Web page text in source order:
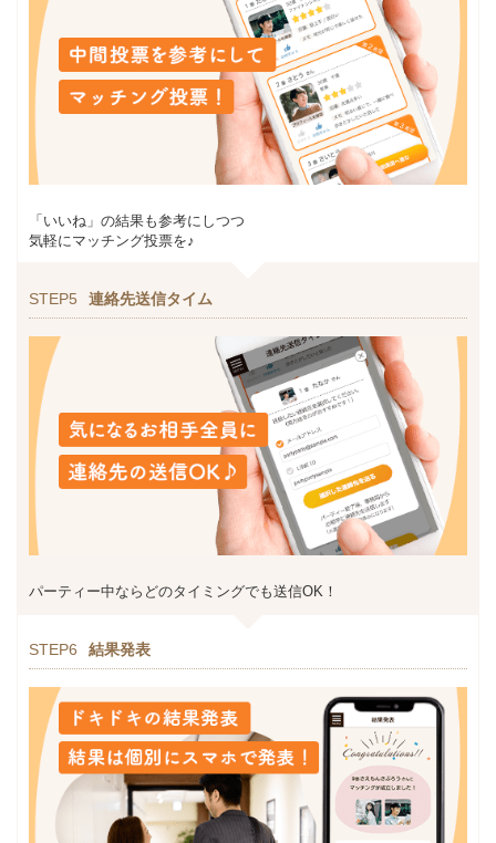
「いいね」の結果も参考にしつつ
気軽にマッチング投票を♪
STEP5 連絡先送信タイム
パーティー中ならどのタイミングでも送信OK！
STEP6 結果発表